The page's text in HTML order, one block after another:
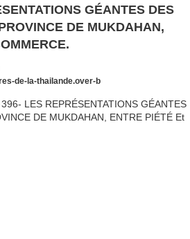
GÉANTES DES
de-la-thailande.over-b